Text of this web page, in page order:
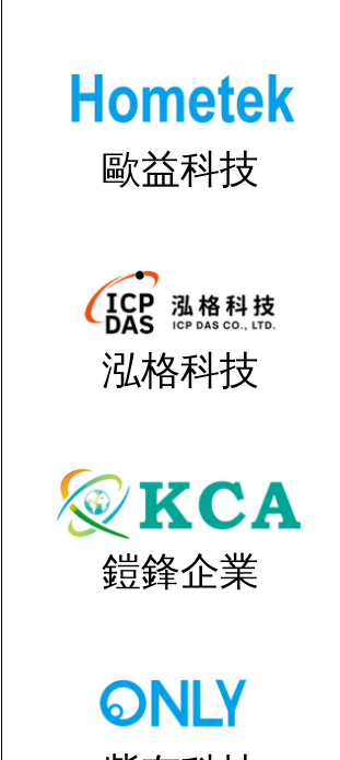
歐益科技
泓格科技
鎧鋒企業